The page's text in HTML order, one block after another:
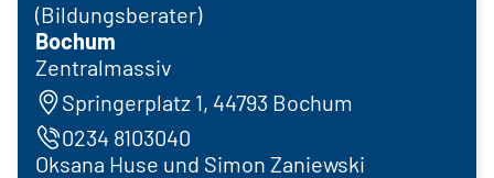
(Bildungsberater)
Bochum
Zentralmassiv
Springerplatz 1, 44793 Bochum
0234 8103040
Oksana Huse und Simon Zaniewski